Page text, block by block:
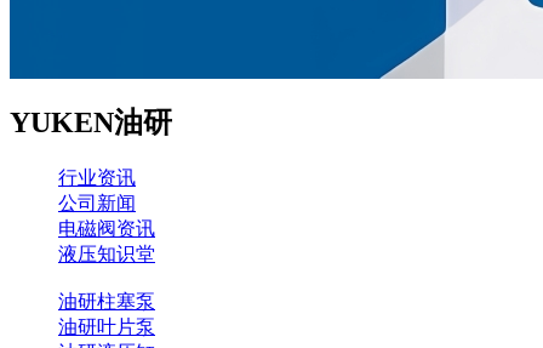
YUKEN油研
行业资讯
公司新闻
电磁阀资讯
液压知识堂
油研柱塞泵
油研叶片泵